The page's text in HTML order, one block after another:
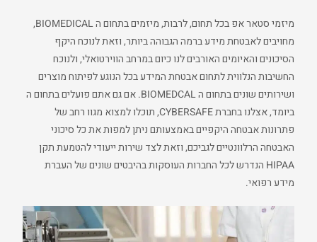
מיזמי סטאר אפ בכל תחום, לרבות, מיזמים בתחום ה BIOMEDICAL,
מחויבים לאבטחת מידע ברמה הגבוהה ביותר, וזאת לנוכח היקף
הסיכונים והאיומים האורבים לנו כיום במרחב הווירטואלי, ולנוכח
החשיבות הנלווית לתחום אבטחת המידע בכל הנוגע לפיתוח מוצרים
ושירותים שונים בתחום ה BIOMEDCAL. אם גם אתם פועלים בתחום ה
ביומד, אצלנו בחברת CYBERSAFE, תוכלו למצוא מגוו רחב של
פתרונות אבטחה היקפיים באמצעותם ניתן למפות את כל סיכוני
האבטחה הרלוונטיים לגביכם, וזאת לצד שירות ייעודי להטמעת תקן
HIPAA הנדרש לכל החברות העוסקות בהיבטים שונים של העברת
מידע רפואי.